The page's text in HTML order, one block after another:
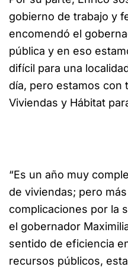
gobierno de trabajo y
encomendó el
pública y en eso
difícil para una
día, pero estamos con
Viviendas y Hábitat
“Es un año muy
de viviendas; pero
complicaciones por la
el gobernador
sentido de eficiencia
recursos públicos,